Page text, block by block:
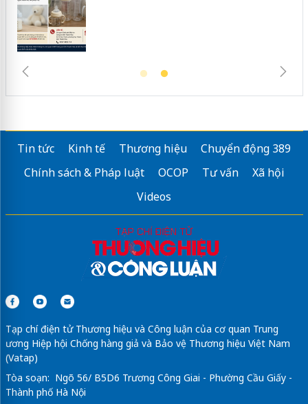
Tin tức Kinh tế Thương hiệu
Chuyển động 389
Chính sách & Pháp luật
OCOP Tư vấn
Xã hội
Videos
Tạp chí điện tử Thương hiệu và Công luận của cơ quan Trung
ương Hiệp hội Chống hàng giả và Bảo vệ Thương hiệu Việt Nam
(Vatap)
Tòa soạn: Ngõ 56/ B5D6 Trương Công Giai - Phường Cầu Giấy -
Thành phố Hà Nội